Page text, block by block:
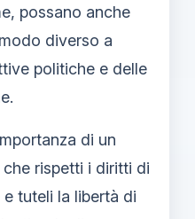
possano anche
diverso a
politiche e delle
di un
rispetti i diritti di
tuteli la libertà di